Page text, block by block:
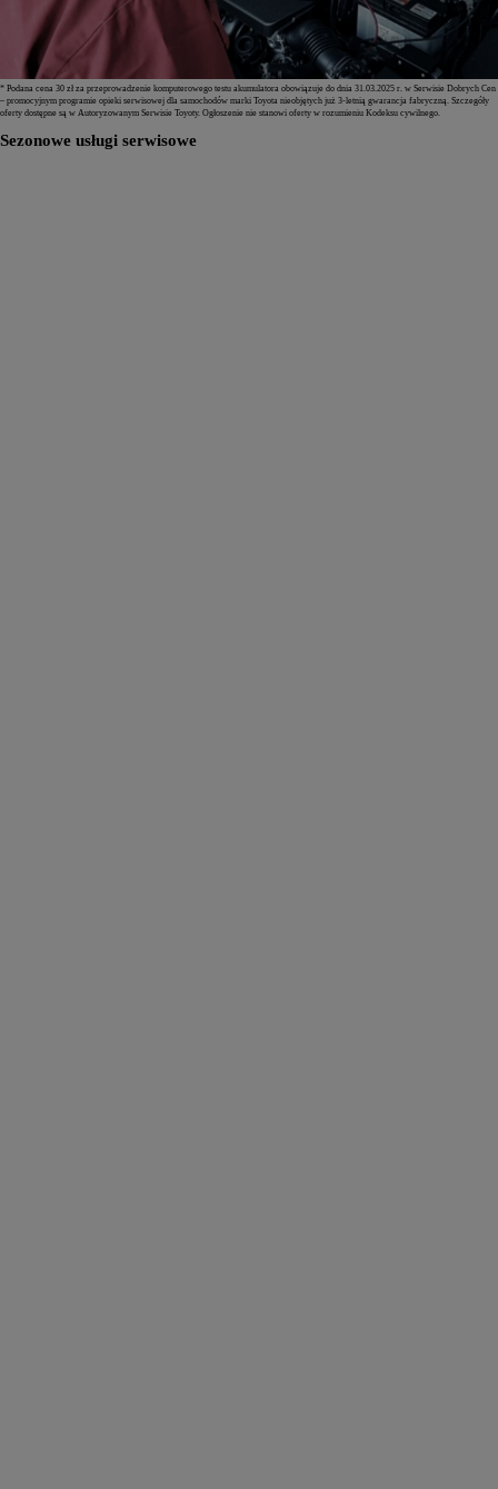
* Podana cena 30 zł za przeprowadzenie komputerowego testu akumulatora obowiązuje do dnia 31.03.2025 r. w Serwisie Dobrych Cen
– promocyjnym programie opieki serwisowej dla samochodów marki Toyota nieobjętych już 3-letnią gwarancja fabryczną. Szczegóły
oferty dostępne są w Autoryzowanym Serwisie Toyoty. Ogłoszenie nie stanowi oferty w rozumieniu Kodeksu cywilnego.
Sezonowe usługi serwisowe